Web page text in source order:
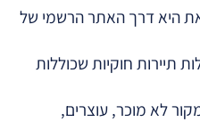
היא דרך האתר הרשמי של
תיירות חוקיות שכוללות
לא מוכר, עוצרים,